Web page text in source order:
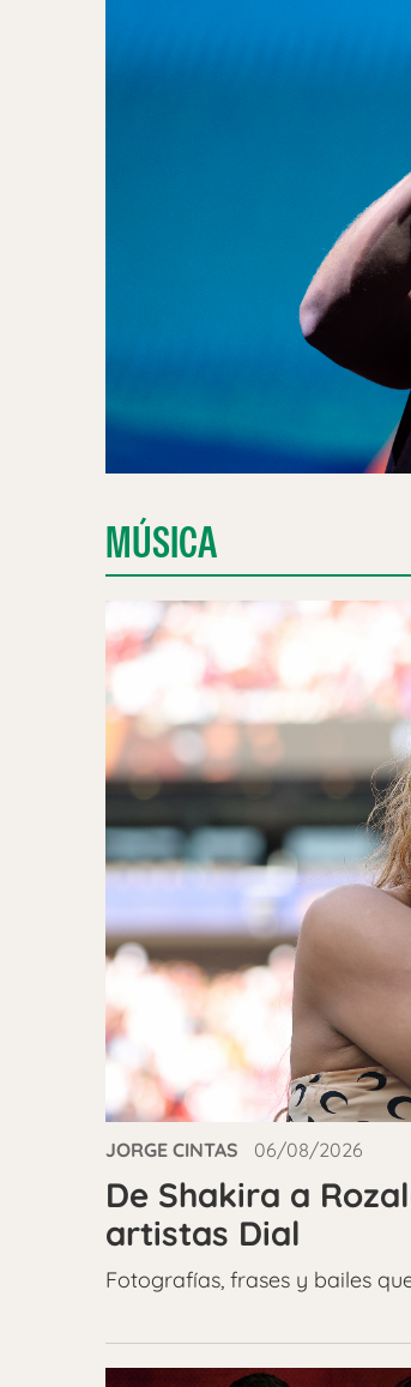
MÚSICA
JORGE CINTAS 06/08/2026
De Shakira a
artistas Dial
Fotografías, frases y bailes